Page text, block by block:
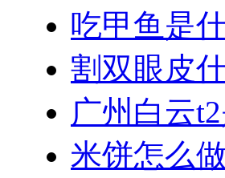
吃甲鱼是
割双眼皮
广州白云
米饼怎么做